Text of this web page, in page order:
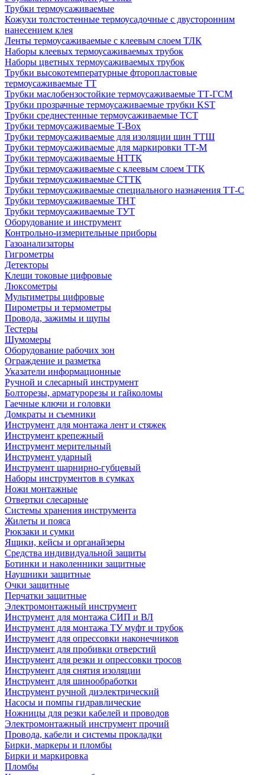
Трубки термоусаживаемые
Кожухи толстостенные термоусадочные с двусторонним
нанесением клея
Ленты термоусаживаемые с клеевым слоем ТЛК
Наборы клеевых термоусаживаемых трубок
Наборы цветных термоусаживаемых трубок
Трубки высокотемпературные фторопластовые
термоусаживаемые ТТ
Трубки маслобензостойкие термоусаживаемые ТТ-ГСМ
Трубки прозрачные термоусаживаемые трубки KST
Трубки среднестенные термоусаживаемые ТСТ
Трубки термоусаживаемые T-Box
Трубки термоусаживаемые для изоляции шин ТТШ
Трубки термоусаживаемые для маркировки ТТ-М
Трубки термоусаживаемые НTТК
Трубки термоусаживаемые с клеевым слоем TТК
Трубки термоусаживаемые СTТК
Трубки термоусаживаемые специального назначения ТТ-С
Трубки термоусаживаемые ТНТ
Трубки термоусаживаемые ТУТ
Оборудование и инструмент
Контрольно-измерительные приборы
Газоанализаторы
Гигрометры
Детекторы
Клещи токовые цифровые
Люксометры
Мультиметры цифровые
Пирометры и термометры
Провода, зажимы и щупы
Тестеры
Шумомеры
Оборудование рабочих зон
Ограждение и разметка
Указатели информационные
Ручной и слесарный инструмент
Болторезы, арматурорезы и гайколомы
Гаечные ключи и головки
Домкраты и съемники
Инструмент для монтажа лент и стяжек
Инструмент крепежный
Инструмент мерительный
Инструмент ударный
Инструмент шарнирно-губцевый
Наборы инструментов в сумках
Ножи монтажные
Отвертки слесарные
Системы хранения инструмента
Жилеты и пояса
Рюкзаки и сумки
Ящики, кейсы и органайзеры
Средства индивидуальной защиты
Ботинки и наколенники защитные
Наушники защитные
Очки защитные
Перчатки защитные
Электромонтажный инструмент
Инструмент для монтажа СИП и ВЛ
Инструмент для монтажа ТУ муфт и трубок
Инструмент для опрессовки наконечников
Инструмент для пробивки отверстий
Инструмент для резки и опрессовки тросов
Инструмент для снятия изоляции
Инструмент для шинообработки
Инструмент ручной диэлектрический
Насосы и помпы гидравлические
Ножницы для резки кабелей и проводов
Электромонтажный инструмент прочий
Провода, кабели и системы прокладки
Бирки, маркеры и пломбы
Бирки и маркировка
Пломбы